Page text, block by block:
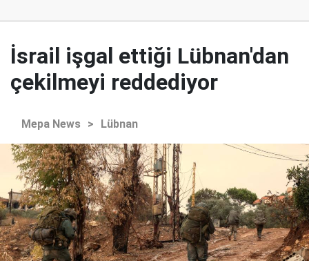
İsrail işgal ettiği Lübnan'dan
çekilmeyi reddediyor
Mepa News > Lübnan